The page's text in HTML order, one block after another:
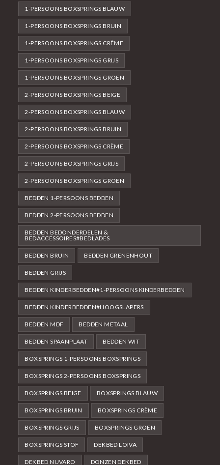
1-PERSOONS BOXSPRINGS BLAUW
1-PERSOONS BOXSPRINGS BRUIN
1-PERSOONS BOXSPRINGS CRÈME
1-PERSOONS BOXSPRINGS GRIJS
1-PERSOONS BOXSPRINGS GROEN
2-PERSOONS BOXSPRINGS BEIGE
2-PERSOONS BOXSPRINGS BLAUW
2-PERSOONS BOXSPRINGS BRUIN
2-PERSOONS BOXSPRINGS CRÈME
2-PERSOONS BOXSPRINGS GRIJS
2-PERSOONS BOXSPRINGS GROEN
BEDDEN 1-PERSOONS BEDDEN
BEDDEN 2-PERSOONS BEDDEN
BEDDEN BEDONDERDELEN &
BEDACCESSOIRES#BEDLADES
BEDDEN BRUIN BEDDEN GRENENHOUT
BEDDEN GRIJS
BEDDEN KINDERBEDDEN#1-PERSOONS KINDERBEDDEN
BEDDEN KINDERBEDDEN#HOOGSLAPERS
BEDDEN MDF BEDDEN METAAL
BEDDEN SPAANPLAAT BEDDEN WIT
BOXSPRINGS 1-PERSOONS BOXSPRINGS
BOXSPRINGS 2-PERSOONS BOXSPRINGS
BOXSPRINGS BEIGE BOXSPRINGS BLAUW
BOXSPRINGS BRUIN BOXSPRINGS CRÈME
BOXSPRINGS GRIJS BOXSPRINGS GROEN
BOXSPRINGS STOF DEKBED LOIVA
DEKBED NUVARO DONZEN DEKBED